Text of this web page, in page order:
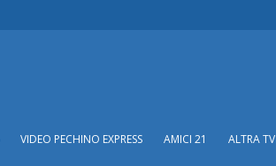
VIDEO PECHINO EXPRESS AMICI 21 ALTRA TV